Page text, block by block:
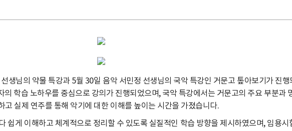
생님의 약물 특강과 5월 30일 음악 서민정 선생님의 국악 특강인 거문고 톺아보기가 진
의 학습 노하우를 중심으로 강의가 진행되었으며, 국악 특강에서는 거문고의 주요 부분과
고 실제 연주를 통해 악기에 대한 이해를 높이는 시간을 가졌습니다.
쉽게 이해하고 체계적으로 정리할 수 있도록 실질적인 학습 방향을 제시하였으며, 임용